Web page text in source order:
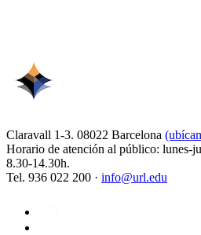
Claravall 1-3. 08022 Barcelona
Horario de atención al público: lunes-
8.30-14.30h.
Tel. 936 022 200 · info@url.edu